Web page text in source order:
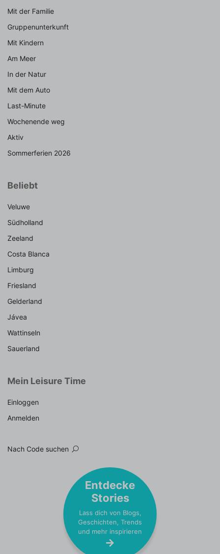
Mit der Familie
Gruppenunterkunft
Mit Kindern
Am Meer
In der Natur
Mit dem Auto
Last-Minute
Wochenende weg
Aktiv
Sommerferien 2026
Beliebt
Veluwe
Südholland
Zeeland
Costa Blanca
Limburg
Friesland
Gelderland
Jávea
Wattinseln
Sauerland
Mein Leisure Time
Einloggen
Anmelden
Nach Code suchen
Entdecke
Stories
Lass dich von Blogs,
Geschichten, Trends
und mehr inspirieren